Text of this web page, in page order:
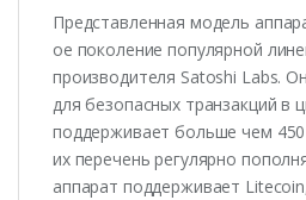
Представленная модель
ое поколение популярной
производителя Satoshi Labs.
для безопасных транзакций в
поддерживает больше чем
их перечень регулярно
аппарат поддерживает